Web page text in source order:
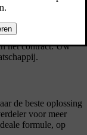
de
het contract. Uw
de beste oplossing
voor meer
formule, op